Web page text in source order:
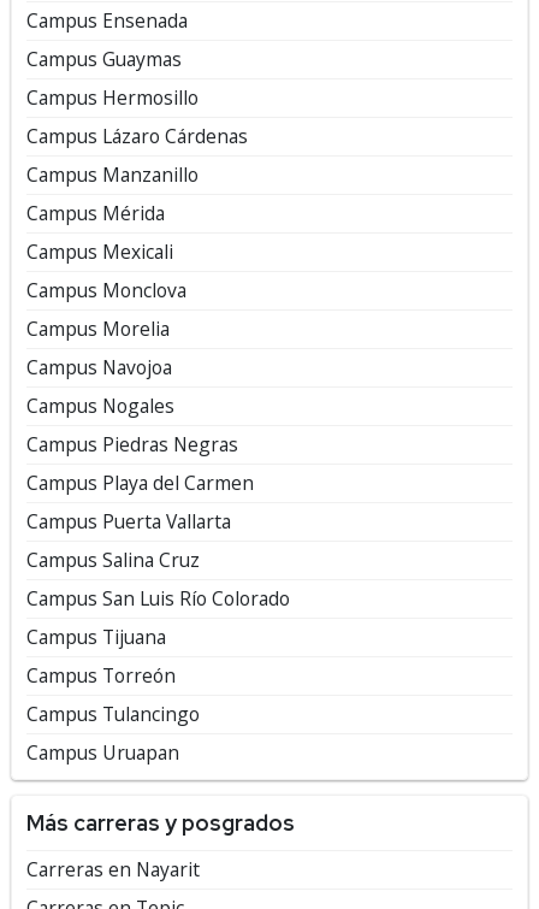
Campus Ensenada
Campus Guaymas
Campus Hermosillo
Campus Lázaro Cárdenas
Campus Manzanillo
Campus Mérida
Campus Mexicali
Campus Monclova
Campus Morelia
Campus Navojoa
Campus Nogales
Campus Piedras Negras
Campus Playa del Carmen
Campus Puerta Vallarta
Campus Salina Cruz
Campus San Luis Río Colorado
Campus Tijuana
Campus Torreón
Campus Tulancingo
Campus Uruapan
Más carreras y posgrados
Carreras en Nayarit